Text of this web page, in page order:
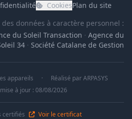
CookiesPlan du site
données à caractère personnel :
du Soleil Transaction · Agence du
34 · Société Catalane de Gestion
appareils · Réalisé parARPASYS
à jour : 08/08/2026
certifiés Voir le certificat